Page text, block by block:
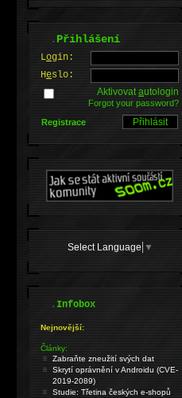
.Přihlášení
Login:
Heslo:
Aktivovatautologin
Forgot your password?
Registrace
Select Language ▼
.Infobox
Nejnovější:
Články:
Zabraňte zneužití svých dat
Skrytí oprávnění v Androidu (CVE-
2019-2089)
Studie: Třetina českých e-shopů